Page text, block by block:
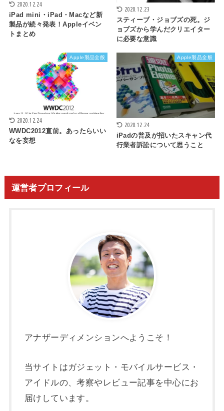
2020.12.24
iPad mini・iPad・Macなど新
製品が続々発表！Appleイベン
トまとめ
2020.12.23
スティーブ・ジョブズの死。ジ
ョブズから学んだクリエイター
に必要な意識
Apple製品全般
2020.12.24
WWDC2012直前。あったらいい
なを妄想
Apple製品全般
2020.12.24
iPadの普及が招いたスキャン代
行業者訴訟について思うこと
運営者プロフィール
アナザーディメンションへようこそ！
当サイトはガジェット・モバイルサービス・
アイドルの、考察やレビュー記事を中心にお
届けしています。